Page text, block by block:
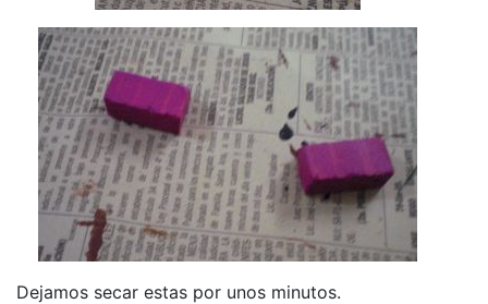
Dejamos secar estas por unos minutos.